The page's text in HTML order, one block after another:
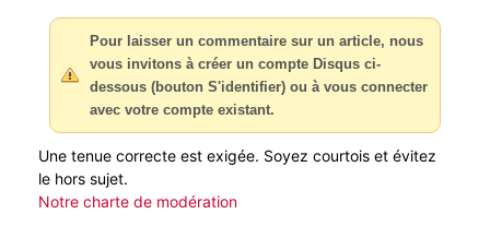
Pour laisser un commentaire sur un article, nous
vous invitons à créer un compte Disqus ci-
dessous (bouton S'identifier) ou à vous connecter
avec votre compte existant.
Une tenue correcte est exigée. Soyez courtois et évitez
le hors sujet.
Notre charte de modération